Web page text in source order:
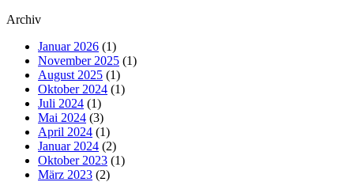
Archiv
Januar 2026 (1)
November 2025 (1)
August 2025 (1)
Oktober 2024 (1)
Juli 2024 (1)
Mai 2024 (3)
April 2024 (1)
Januar 2024 (2)
Oktober 2023 (1)
März 2023 (2)